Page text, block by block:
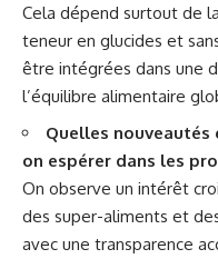
Cela dépend surtout de
teneur en glucides et
être intégrées dans une
l’équilibre alimentaire
Quelles
on espérer dans les
On observe un intérêt
des super-aliments et
avec une transparence